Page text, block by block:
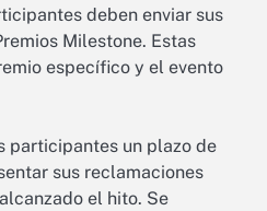
deben enviar sus
Milestone. Estas
específico y el evento
participantes un plazo de
sus reclamaciones
el hito. Se